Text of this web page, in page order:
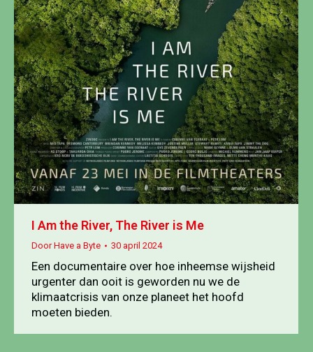
I Am the River, The River is Me
DoorHave a Byte 30 april 2024
Een documentaire over hoe inheemse wijsheid
urgenter dan ooit is geworden nu we de
klimaatcrisis van onze planeet het hoofd
moeten bieden.